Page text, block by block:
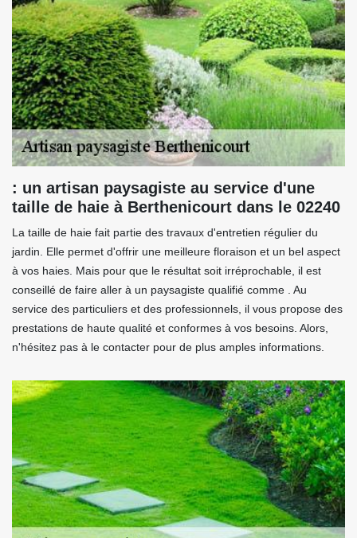
: un artisan paysagiste au service d'une
taille de haie à Berthenicourt dans le 02240
La taille de haie fait partie des travaux d'entretien régulier du
jardin. Elle permet d'offrir une meilleure floraison et un bel aspect
à vos haies. Mais pour que le résultat soit irréprochable, il est
conseillé de faire aller à un paysagiste qualifié comme . Au
service des particuliers et des professionnels, il vous propose des
prestations de haute qualité et conformes à vos besoins. Alors,
n'hésitez pas à le contacter pour de plus amples informations.